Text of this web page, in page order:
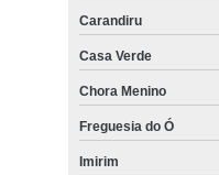
Carandiru
Casa Verde
Chora Menino
Freguesia do Ó
Imirim